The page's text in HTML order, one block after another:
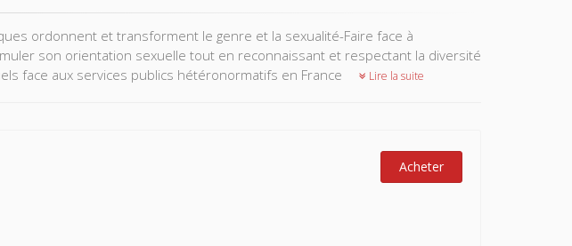
ordonnent et transforment le genre et la sexualité-Faire face à
son orientation sexuelle tout en reconnaissant et respectant la diversité
face aux services publics hétéronormatifs en France
Lire la suite
Acheter